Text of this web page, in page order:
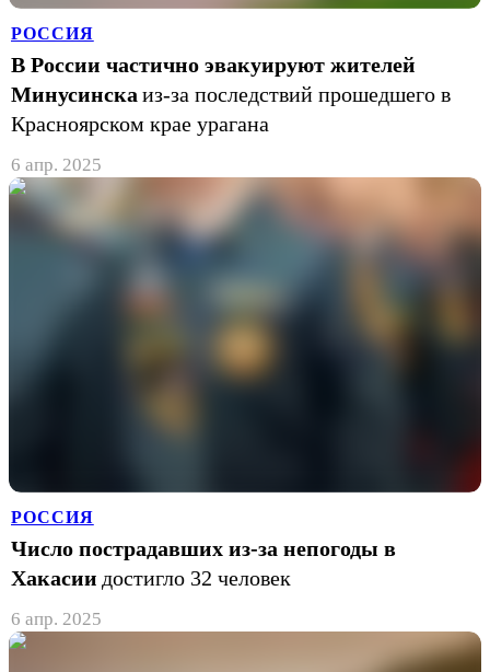
РОССИЯ
В России частично эвакуируют жителей
Минусинска из-за последствий прошедшего в
Красноярском крае урагана
6 апр. 2025
РОССИЯ
Число пострадавших из-за непогоды в
Хакасии достигло 32 человек
6 апр. 2025